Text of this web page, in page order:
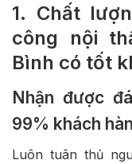
1. Chất
công nội
Bình có tốt
Nhận được
99% khách
Luôn tuân thủ